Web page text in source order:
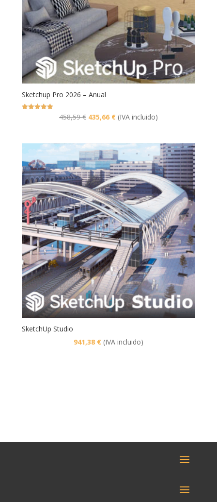
Sketchup Pro 2026 – Anual
458,59€ El
original
era:
458,59 €.
435,66 €El
actual
es:
435,66 €.
(IVA incluido)
SketchUp Studio
941,38 € (IVA incluido)